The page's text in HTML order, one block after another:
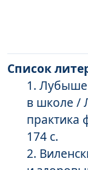
Список
в школе /
практика
174 с.